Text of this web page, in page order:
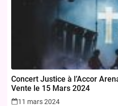
Concert Justice à l’Accor
Vente le 15 Mars 2024
11 mars 2024